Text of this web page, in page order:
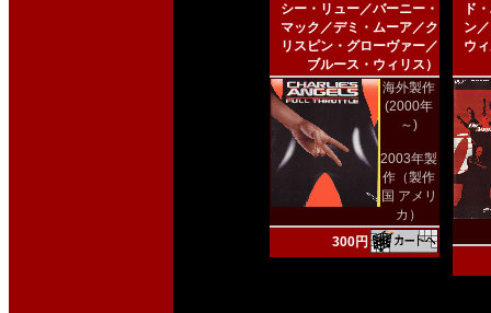
シー・リュー／バーニー・
マック／デミ・ムーア／ク
リスピン・グローヴァー／
ブルース・ウィリス）
海外製作
(2000年
～)
2003年製
作（製作
国 アメリ
カ）
300円
ド
ン
ウ